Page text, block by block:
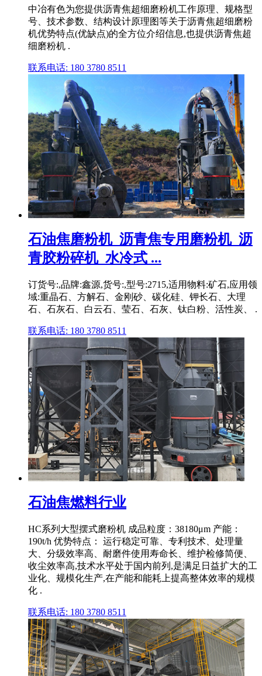
中冶有色为您提供沥青焦超细磨粉机工作原理、规格型
号、技术参数、结构设计原理图等关于沥青焦超细磨粉
机优势特点(优缺点)的全方位介绍信息,也提供沥青焦超
细磨粉机 .
联系电话: 180 3780 8511
石油焦磨粉机_沥青焦专用磨粉机_沥
青胶粉碎机_水冷式 ...
订货号:,品牌:鑫源,货号:,型号:2715,适用物料:矿石,应用领
域:重晶石、方解石、金刚砂、碳化硅、钾长石、大理
石、石灰石、白云石、莹石、石灰、钛白粉、活性炭、 .
联系电话: 180 3780 8511
石油焦燃料行业
HC系列大型摆式磨粉机 成品粒度：38180μm 产能：
190t/h 优势特点： 运行稳定可靠、专利技术、处理量
大、分级效率高、耐磨件使用寿命长、维护检修简便、
收尘效率高,技术水平处于国内前列,是满足日益扩大的工
业化、规模化生产,在产能和能耗上提高整体效率的规模
化 .
联系电话: 180 3780 8511